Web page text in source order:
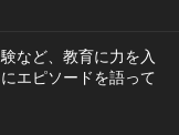
など、教育に力を入
エピソードを語って